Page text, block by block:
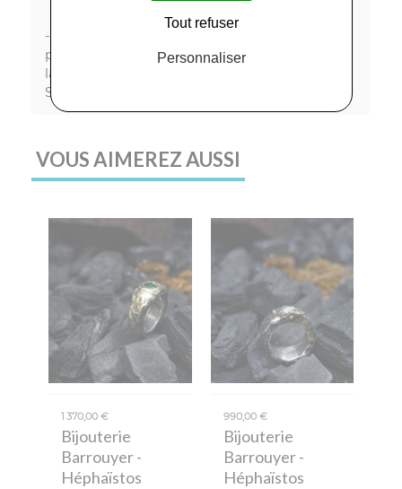
- les photos sont non contractuelles. Elles
peuvent faire varier légèrement la couleur ou
la forme des bijoux de la collection Krazy-
Stones.
VOUS AIMEREZ AUSSI
1 370,00 €
Bijouterie
Barrouyer-
Héphaïstos
990,00 €
Bijouterie
Barrouyer-
Héphaïstos
Tout refuser
Personnaliser